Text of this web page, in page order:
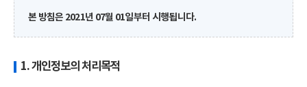
본 방침은 2021년 07월 01일부터 시행됩니다.
1. 개인정보의 처리목적